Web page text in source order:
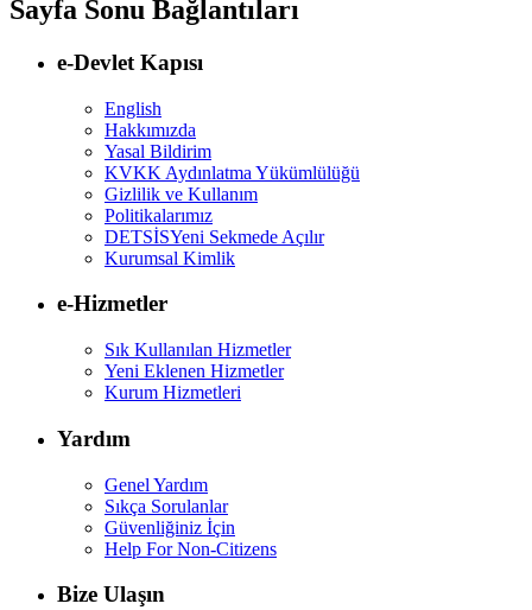
Sayfa Sonu Bağlantıları
e-Devlet Kapısı
English
Hakkımızda
Yasal Bildirim
KVKK Aydınlatma Yükümlülüğü
Gizlilik ve Kullanım
Politikalarımız
DETSİSYeni Sekmede Açılır
Kurumsal Kimlik
e-Hizmetler
Sık Kullanılan Hizmetler
Yeni Eklenen Hizmetler
Kurum Hizmetleri
Yardım
Genel Yardım
Sıkça Sorulanlar
Güvenliğiniz İçin
Help For Non-Citizens
Bize Ulaşın